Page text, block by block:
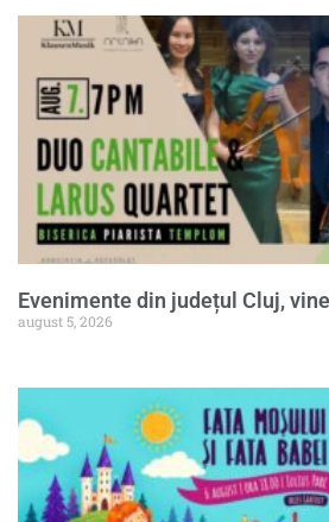
Evenimente din județul Cluj,
august 5, 2026